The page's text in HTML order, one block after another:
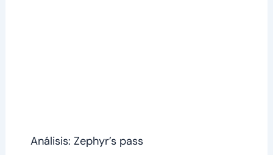
Análisis: Zephyr’s pass